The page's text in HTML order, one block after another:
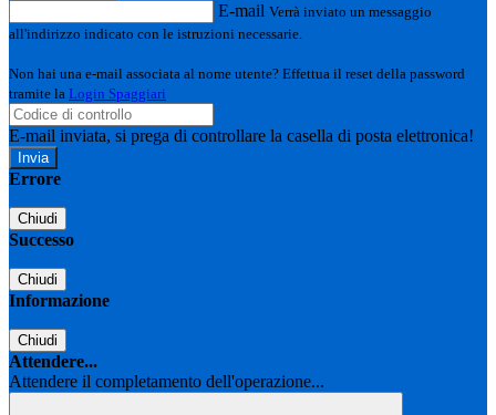
E-mail Verrà inviato un messaggio
all'indirizzo indicato con le istruzioni necessarie.
Non hai una e-mail associata al nome utente? Effettua il reset della password
tramite la Login Spaggiari
E-mail inviata, si prega di controllare la casella di posta elettronica!
Errore
Chiudi
Successo
Chiudi
Informazione
Chiudi
Attendere...
Attendere il completamento dell'operazione...